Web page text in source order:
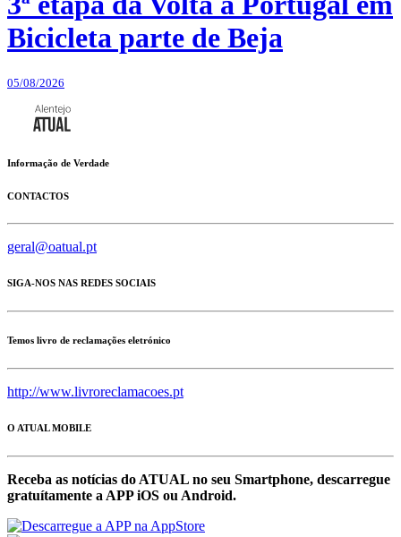
Bicicleta parte de Beja
05/08/2026
Informação de Verdade
CONTACTOS
geral@oatual.pt
SIGA-NOS NAS REDES SOCIAIS
Temos livro de reclamações eletrónico
http://www.livroreclamacoes.pt
O ATUAL MOBILE
Receba as notícias do ATUAL no seu Smartphone, descarregue
gratuítamente a APP iOS ou Android.